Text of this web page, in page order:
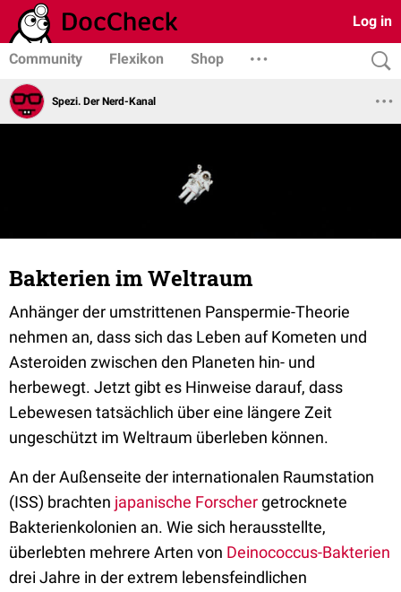
Log in
Community Flexikon Shop
Spezi. Der Nerd-Kanal
Bakterien im Weltraum
Anhänger der umstrittenen Panspermie-Theorie
nehmen an, dass sich das Leben auf Kometen und
Asteroiden zwischen den Planeten hin- und
herbewegt. Jetzt gibt es Hinweise darauf, dass
Lebewesen tatsächlich über eine längere Zeit
ungeschützt im Weltraum überleben können.
An der Außenseite der internationalen Raumstation
(ISS) brachten japanische Forschergetrocknete
Bakterienkolonien an. Wie sich herausstellte,
überlebten mehrere Arten von Deinococcus-Bakterien
drei Jahre in der extrem lebensfeindlichen